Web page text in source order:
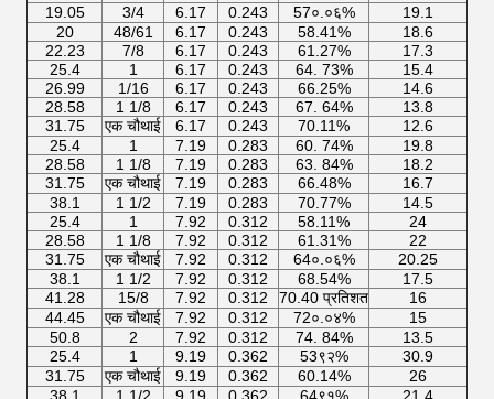
19.05
3/4 6.17 0.243 57०.०६%
19.1
20
48/61 6.17 0.243 58.41%
18.6
22.23
7/8 6.17 0.243 61.27%
17.3
25.4
1 6.17 0.243 64. 73%
15.4
26.99
1/16 6.17 0.243 66.25%
14.6
28.58
1 1/8 6.17 0.243 67. 64%
13.8
31.75
एक चौथाई 6.17 0.243 70.11%
12.6
25.4
1 7.19 0.283 60. 74%
19.8
28.58
1 1/8 7.19 0.283 63. 84%
18.2
31.75
एक चौथाई 7.19 0.283 66.48%
16.7
38.1
1 1/2 7.19 0.283 70.77%
14.5
25.4
1 7.92 0.312 58.11%
24
28.58
1 1/8 7.92 0.312 61.31%
22
31.75
एक चौथाई 7.92 0.312 64०.०६%
20.25
38.1
1 1/2 7.92 0.312 68.54%
17.5
41.28
15/8 7.92 0.312 70.40 प्रतिशत
16
44.45
एक चौथाई 7.92 0.312 72०.०४%
15
50.8
2 7.92 0.312 74. 84%
13.5
25.4
1 9.19 0.362 53९२%
30.9
31.75
एक चौथाई 9.19 0.362 60.14%
26